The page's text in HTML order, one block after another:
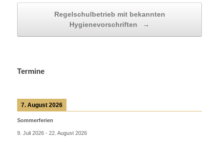
Regelschulbetrieb mit bekannten
Hygienevorschriften
→
Termine
7. August 2026
Sommerferien
9. Juli 2026 - 22. August 2026